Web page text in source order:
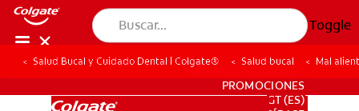
Toggle
PARA PROFESIONALES
PROMOCIONES
GT (ES)
Salud Bucal y Cuidado Dental | Colgate® Salud bucal Mal